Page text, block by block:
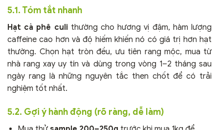
5.1. Tóm tắt nhanh
Hạt cà phê culi thường cho hương vị đậm, hàm lượng
caffeine cao hơn và độ hiếm khiến nó có giá trị hơn hạt
thường. Chọn hạt tròn đều, ưu tiên rang mộc, mua từ
nhà rang xay uy tín và dùng trong vòng 1–2 tháng sau
ngày rang là những nguyên tắc then chốt để có trải
nghiệm tốt nhất.
5.2. Gợi ý hành động (rõ ràng, dễ làm)